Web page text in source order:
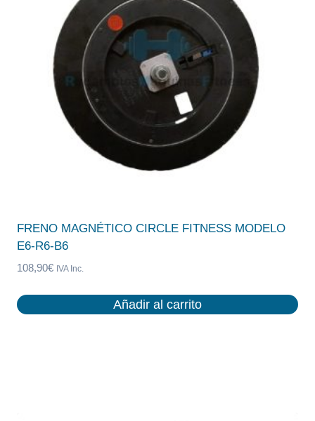
FRENO MAGNÉTICO CIRCLE FITNESS MODELO
E6-R6-B6
108,90€ IVA Inc.
Añadir al carrito